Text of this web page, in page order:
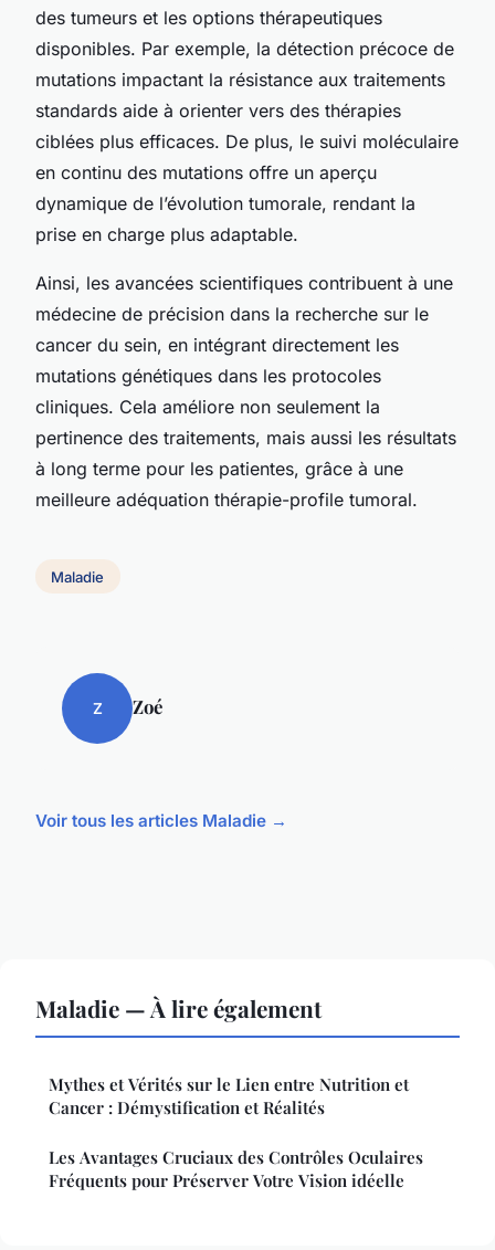
des tumeurs et les options thérapeutiques
disponibles. Par exemple, la détection précoce de
mutations impactant la résistance aux traitements
standards aide à orienter vers des thérapies
ciblées plus efficaces. De plus, le suivi moléculaire
en continu des mutations offre un aperçu
dynamique de l’évolution tumorale, rendant la
prise en charge plus adaptable.
Ainsi, les avancées scientifiques contribuent à une
médecine de précision dans la recherche sur le
cancer du sein, en intégrant directement les
mutations génétiques dans les protocoles
cliniques. Cela améliore non seulement la
pertinence des traitements, mais aussi les résultats
à long terme pour les patientes, grâce à une
meilleure adéquation thérapie-profile tumoral.
Maladie
Z Zoé
Voir tous les articles Maladie →
Maladie — À lire également
Mythes et Vérités sur le Lien entre Nutrition et
Cancer : Démystification et Réalités
Les Avantages Cruciaux des Contrôles Oculaires
Fréquents pour Préserver Votre Vision idéelle